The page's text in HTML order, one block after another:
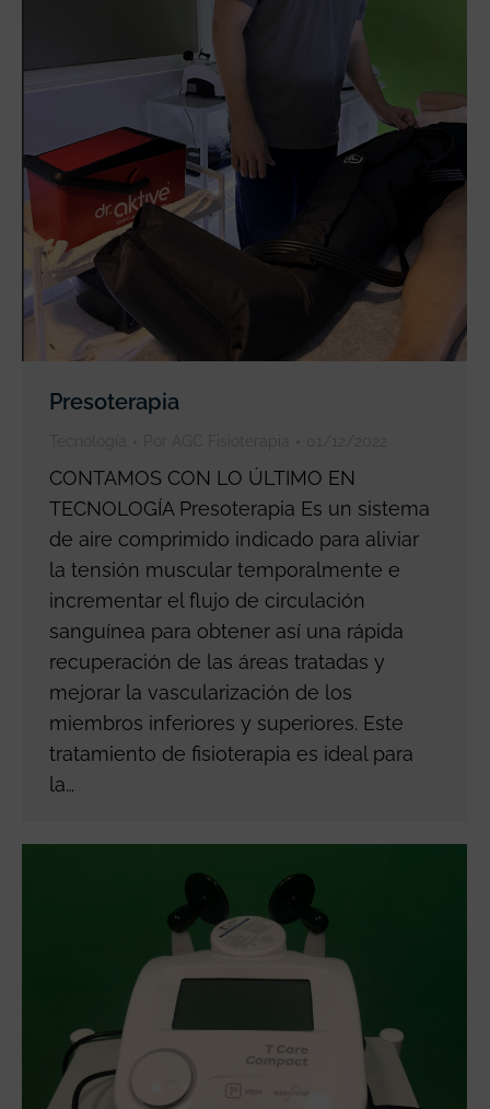
Presoterapia
CONTAMOS CON LO ÚLTIMO EN
TECNOLOGÍA Presoterapia Es un sistema
de aire comprimido indicado para aliviar
la tensión muscular temporalmente e
incrementar el flujo de circulación
sanguínea para obtener así una rápida
recuperación de las áreas tratadas y
mejorar la vascularización de los
miembros inferiores y superiores. Este
tratamiento de fisioterapia es ideal para
la…